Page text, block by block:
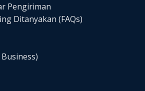
Pengiriman
Ditanyakan (FAQs)